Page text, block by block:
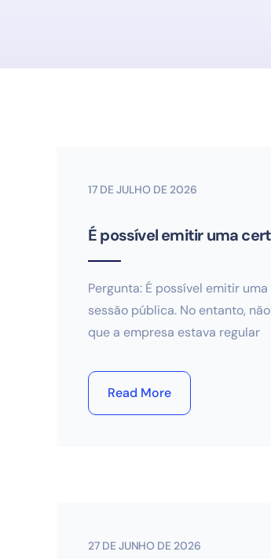
17 DE JULHO DE 2026
É possível emitir uma
Pergunta: É possível emitir
sessão pública. No entanto,
que a empresa estava regular
Read More
27 DE JUNHO DE 2026